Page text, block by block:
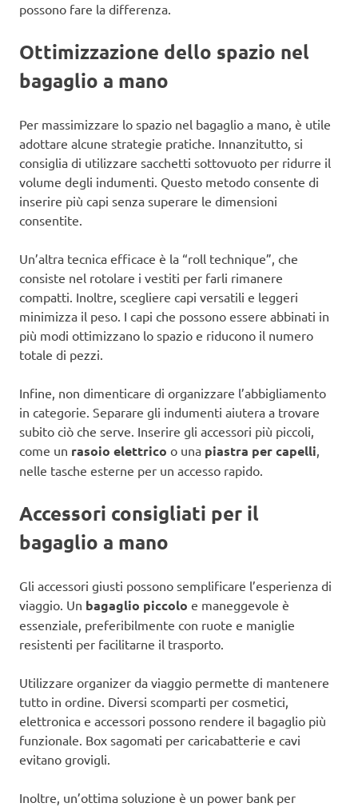
possono fare la differenza.
Ottimizzazione dello spazio nel
bagaglio a mano
Per massimizzare lo spazio nel bagaglio a mano, è utile
adottare alcune strategie pratiche. Innanzitutto, si
consiglia di utilizzare sacchetti sottovuoto per ridurre il
volume degli indumenti. Questo metodo consente di
inserire più capi senza superare le dimensioni
consentite.
Un’altra tecnica efficace è la “roll technique”, che
consiste nel rotolare i vestiti per farli rimanere
compatti. Inoltre, scegliere capi versatili e leggeri
minimizza il peso. I capi che possono essere abbinati in
più modi ottimizzano lo spazio e riducono il numero
totale di pezzi.
Infine, non dimenticare di organizzare l’abbigliamento
in categorie. Separare gli indumenti aiutera a trovare
subito ciò che serve. Inserire gli accessori più piccoli,
come un rasoio elettrico o una piastra per capelli,
nelle tasche esterne per un accesso rapido.
Accessori consigliati per il
bagaglio a mano
Gli accessori giusti possono semplificare l’esperienza di
viaggio. Un bagaglio piccolo e maneggevole è
essenziale, preferibilmente con ruote e maniglie
resistenti per facilitarne il trasporto.
Utilizzare organizer da viaggio permette di mantenere
tutto in ordine. Diversi scomparti per cosmetici,
elettronica e accessori possono rendere il bagaglio più
funzionale. Box sagomati per caricabatterie e cavi
evitano grovigli.
Inoltre, un’ottima soluzione è un power bank per